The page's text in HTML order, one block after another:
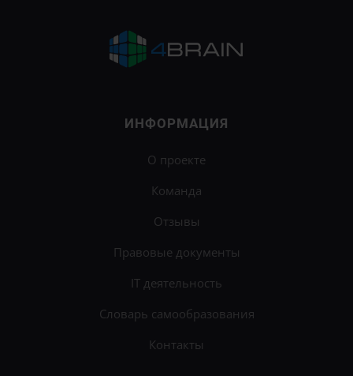
ИНФОРМАЦИЯ
О проекте
Команда
Отзывы
Правовые документы
IT деятельность
Словарь самообразования
Контакты